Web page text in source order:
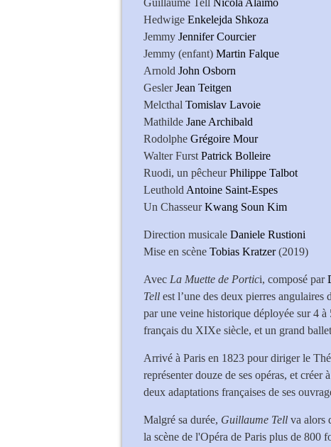
Guillaume Tell Nicola Alaimo
Hedwige Enkelejda Shkoza
Jemmy Jennifer Courcier
Jemmy (enfant) Martin Falque
Arnold John Osborn
GeslerJean Teitgen
Melcthal Tomislav Lavoie
Mathilde Jane Archibald
Rodolphe Grégoire Mour
Walter Furst Patrick Bolleire
Ruodi, un pêcheurPhilippe Talbot
Leuthold Antoine Saint-Espes
Un ChasseurKwang Soun Kim
Direction musicale Daniele Rustioni
Mise en scène Tobias Kratzer(2019)
Avec La Muette de Portici, composé par
Tell est l’une des deux pierres
par une veine historique déployée sur 4
français du XIXe siècle, et un grand
Arrivé à Paris en 1823 pour diriger le
représenter douze de ses opéras, et créer
deux adaptations françaises de ses
Malgré sa durée, Guillaume Tell va alors
la scène de l'Opéra de Paris plus de 800